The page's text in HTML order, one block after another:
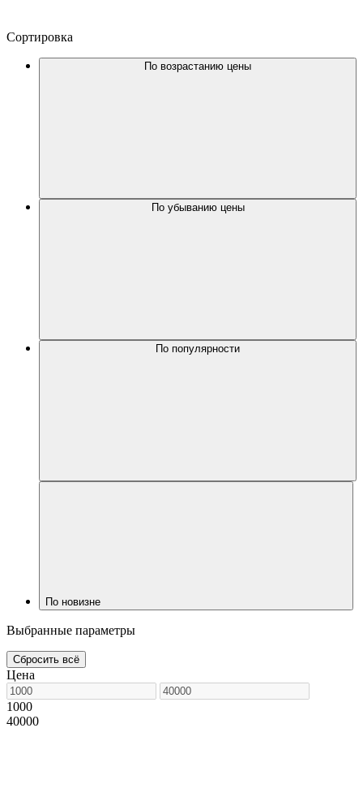
Сортировка
По возрастанию цены
По убыванию цены
По популярности
По новизне
Выбранные параметры
Сбросить всё
Цена
1000
40000